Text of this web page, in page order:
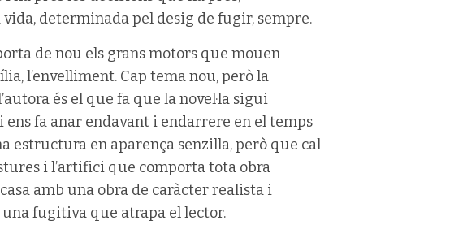
vida, determinada pel desig de fugir, sempre.
de nou els grans motors que mouen
l’envelliment. Cap tema nou, però la
és el que fa que la novel·la sigui
fa anar endavant i endarrere en el temps
estructura en aparença senzilla, però que cal
i l’artifici que comporta tota obra
amb una obra de caràcter realista i
fugitiva que atrapa el lector.